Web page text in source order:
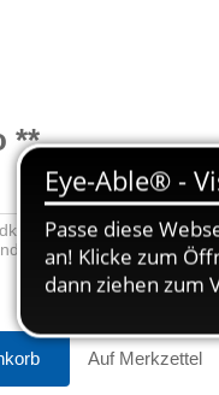
**
Auf Merkzettel